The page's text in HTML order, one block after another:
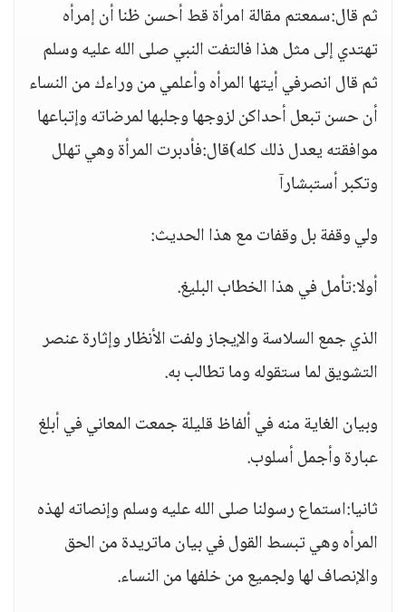
ثم قال:سمعتم مقالة امرأة قط أحسن ظنا أن إمرأه
تهتدي إلى مثل هذا فالتفت النبي صلى الله عليه وسلم
ثم قال انصرفي أيتها المرأه وأعلمي من وراءك من النساء
أن حسن تبعل أحداكن لزوجها وجلبها لمرضاته وإتباعها
موافقته يعدل ذلك كله)قال:فأدبرت المرأة وهي تهلل
وتكبر أستبشارآ
ولي وقفة بل وقفات مع هذا الحديث:
أولا:تأمل في هذا الخطاب البليغ.
الذي جمع السلاسة والإيجاز ولفت الأنظار وإثارة عنصر
التشويق لما ستقوله وما تطالب به.
وبيان الغاية منه في ألفاظ قليلة جمعت المعاني في أبلغ
عبارة وأجمل أسلوب.
ثانيا:استماع رسولنا صلى الله عليه وسلم وإنصاته لهذه
المرأه وهي تبسط القول في بيان ماتريدة من الحق
والإنصاف لها ولجميع من خلفها من النساء.